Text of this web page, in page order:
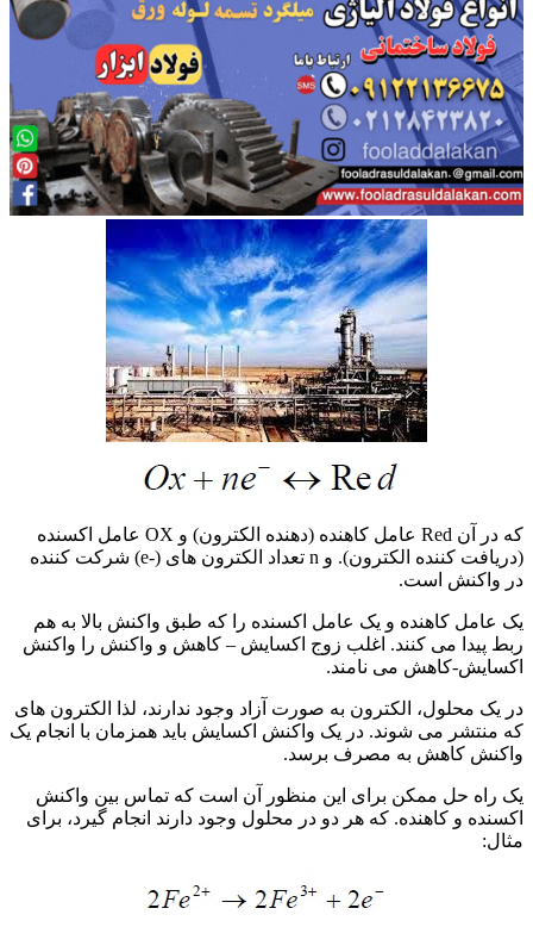
که در آن Red عامل کاهنده (دهنده الکترون) و OX عامل اکسنده
(دریافت کننده الکترون). و n تعداد الکترون های (-e) شرکت کننده
در واکنش است.
یک عامل کاهنده و یک عامل اکسنده را که طبق واکنش بالا به هم
ربط پیدا می کنند. اغلب زوج اکسایش – کاهش و واکنش را واکنش
اکسایش-کاهش می نامند.
در یک محلول، الکترون به صورت آزاد وجود ندارند، لذا الکترون های
که منتشر می شوند. در یک واکنش اکسایش باید همزمان با انجام یک
واکنش کاهش به مصرف برسد.
یک راه حل ممکن برای این منظور آن است که تماس بین واکنش
اکسنده و کاهنده. که هر دو در محلول وجود دارند انجام گیرد، برای
مثال: